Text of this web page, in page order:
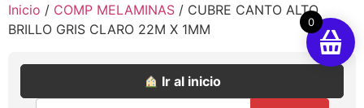
Inicio / COMP MELAMINAS / CUBRE CANTO ALTO
BRILLO GRIS CLARO 22M X 1MM
Ir al inicio
0